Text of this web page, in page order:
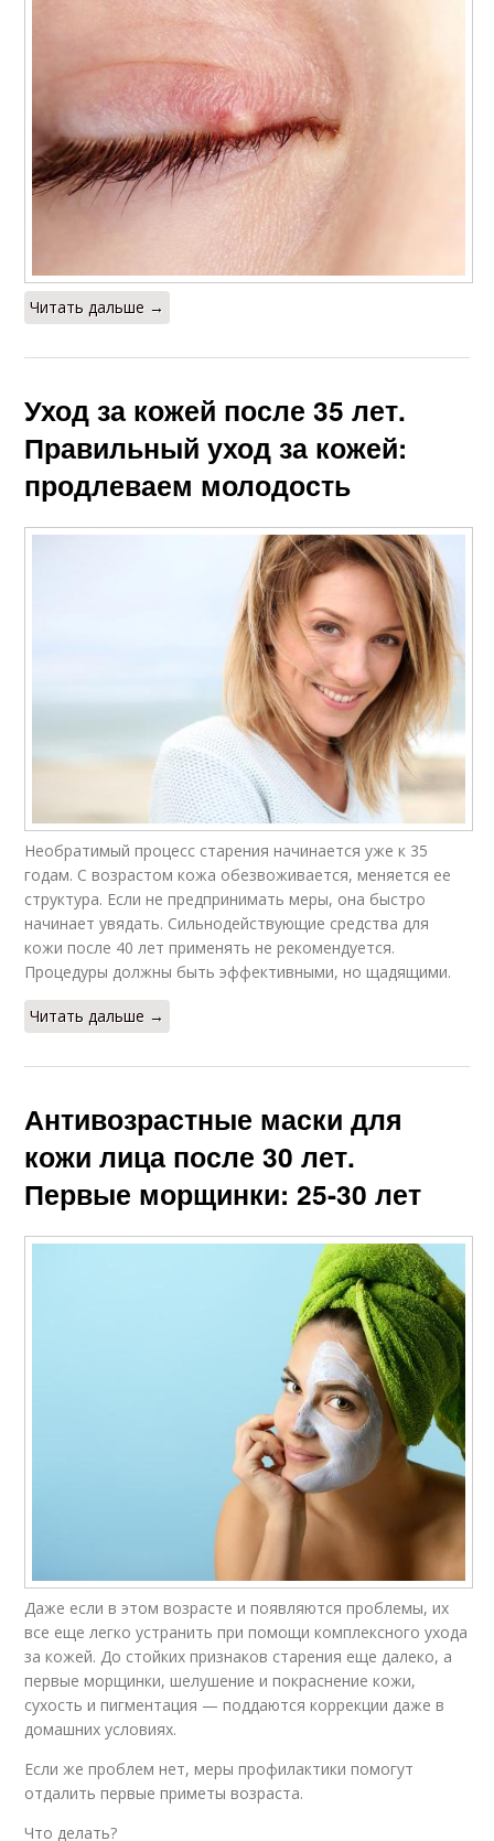
Читать дальше →
Уход за кожей после 35 лет.
Правильный уход за кожей:
продлеваем молодость
Необратимый процесс старения начинается уже к 35
годам. С возрастом кожа обезвоживается, меняется ее
структура. Если не предпринимать меры, она быстро
начинает увядать. Сильнодействующие средства для
кожи после 40 лет применять не рекомендуется.
Процедуры должны быть эффективными, но щадящими.
Читать дальше →
Антивозрастные маски для
кожи лица после 30 лет.
Первые морщинки: 25-30 лет
Даже если в этом возрасте и появляются проблемы, их
все еще легко устранить при помощи комплексного ухода
за кожей. До стойких признаков старения еще далеко, а
первые морщинки, шелушение и покраснение кожи,
сухость и пигментация — поддаются коррекции даже в
домашних условиях.
Если же проблем нет, меры профилактики помогут
отдалить первые приметы возраста.
Что делать?